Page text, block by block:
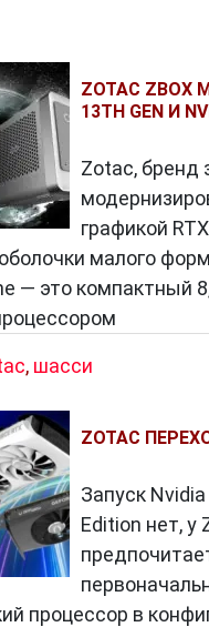
ZOTAC
13TH GEN И
Zotac, бренд
графикой
малого
— это компактный
, шасси
ZOTAC
Запуск
Edition нет, у
процессор в